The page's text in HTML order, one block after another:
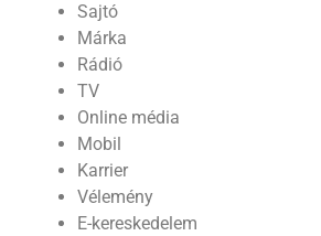
Sajtó
Márka
Rádió
TV
Online média
Mobil
Karrier
Vélemény
E-kereskedelem